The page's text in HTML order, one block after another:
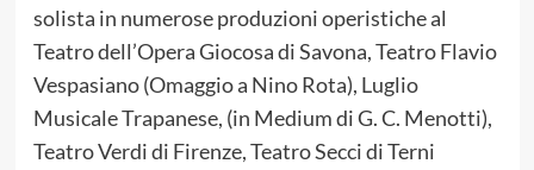
solista in numerose produzioni operistiche al
Teatro dell’Opera Giocosa di Savona, Teatro Flavio
Vespasiano (Omaggio a Nino Rota), Luglio
Musicale Trapanese, (in Medium di G. C. Menotti),
Teatro Verdi di Firenze, Teatro Secci di Terni